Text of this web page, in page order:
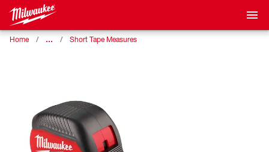
Home … Short Tape Measures